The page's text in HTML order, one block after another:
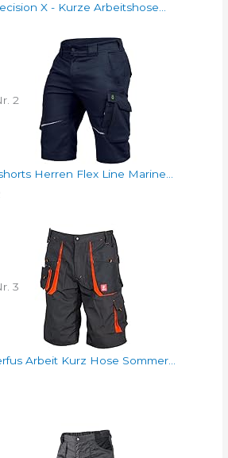
X - Kurze Arbeitshose...
2
Herren Flex Line Marine...
3
Arbeit Kurz Hose Sommer...